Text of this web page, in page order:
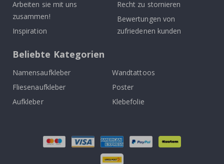
Arbeiten sie mit uns
zusammen!
Inspiration
Recht zu stornieren
Bewertungen von
zufriedenen kunden
Beliebte Kategorien
Namensaufkleber
Wandtattoos
Fliesenaufkleber
Poster
Aufkleber
Klebefolie